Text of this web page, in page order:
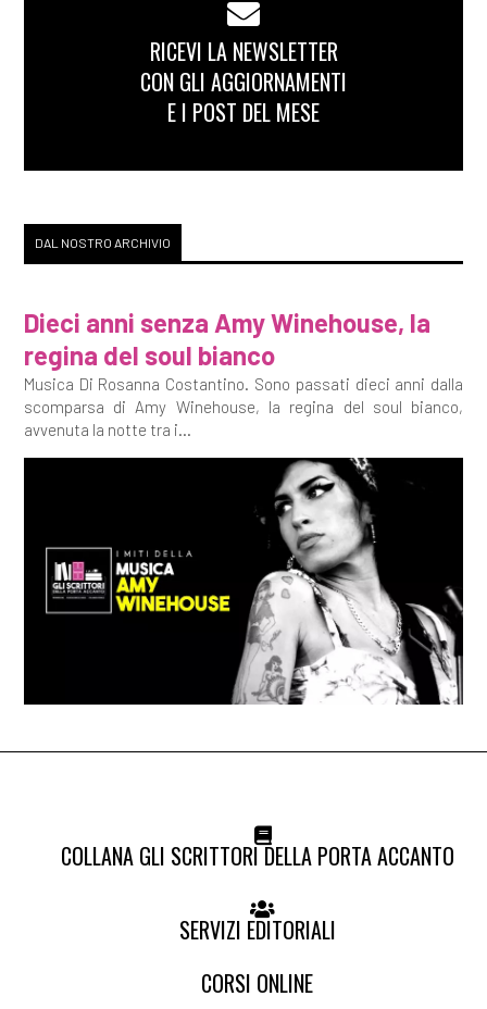
RICEVI LA NEWSLETTER
CON GLI AGGIORNAMENTI
E I POST DEL MESE
DAL NOSTRO ARCHIVIO
Dieci anni senza Amy Winehouse, la
regina del soul bianco
Musica Di Rosanna Costantino. Sono passati dieci anni dalla
scomparsa di Amy Winehouse, la regina del soul bianco,
avvenuta la notte tra i...
COLLANA GLI SCRITTORI DELLA PORTA ACCANTO
SERVIZI EDITORIALI
CORSI ONLINE